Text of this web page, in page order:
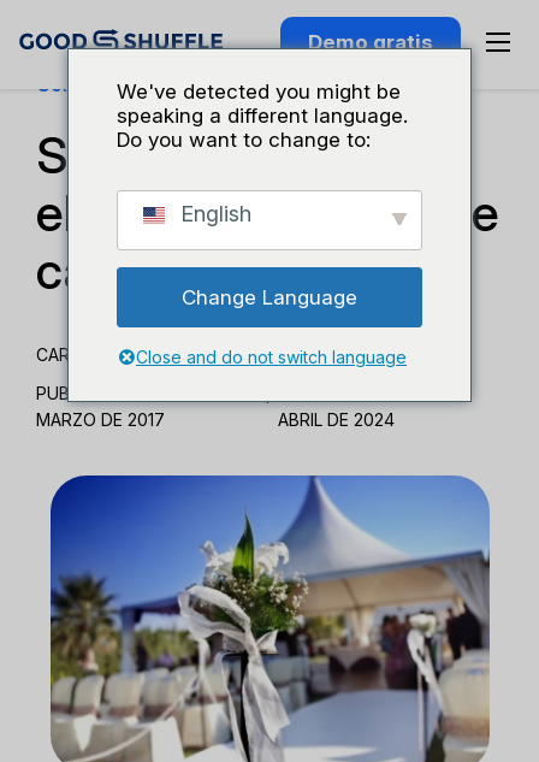
Demo gratis
Conocimiento Del Sector
Serie «Vale la pena
el gasto»: Alquiler de
carpas
CARMEN BODZIAK
PUBLICADO EL 16 DE
MARZO DE 2017
ABRIL DE 2024
We've detected you might be
speaking a different language.
Do you want to change to:
English
Change Language
Close and do not switch language